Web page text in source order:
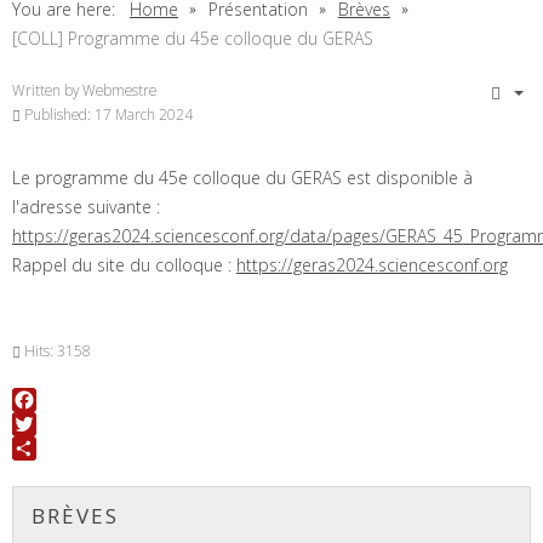
You are here: Home Présentation
Brèves
[COLL] Programme du 45e colloque du GERAS
Written byWebmestre
Published: 17 March 2024
Le programme du 45e colloque du GERAS est disponible à
l'adresse suivante :
https://geras2024.sciencesconf.org/data/pages/
Rappel du site du colloque : https://geras2024.sciencesconf.org
Hits: 3158
Facebook
Twitter
BRÈVES